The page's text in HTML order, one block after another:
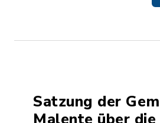
Satzung der